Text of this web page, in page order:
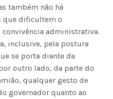
também não há
que dificultem o
convivência administrativa.
inclusive, pela postura
se porta diante da
outro lado, da parte do
qualquer gesto de
governador quanto ao